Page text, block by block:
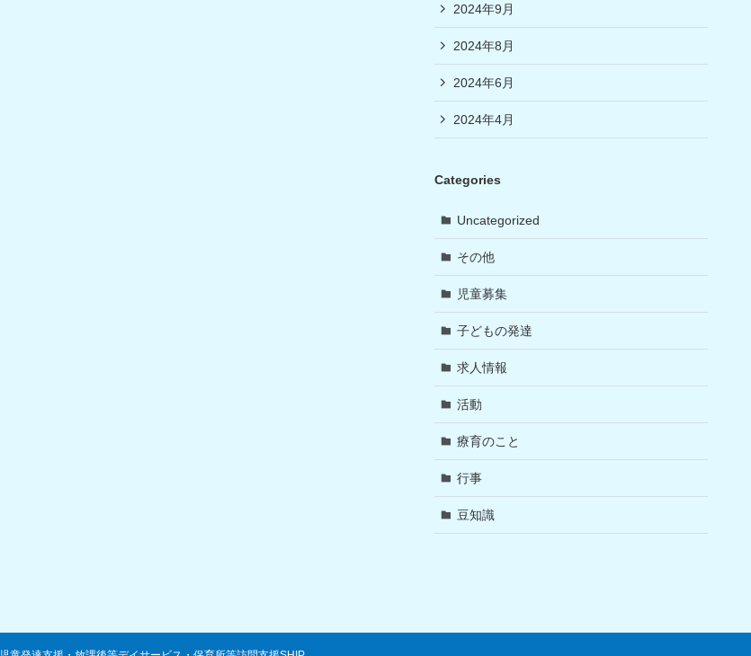
2024年9月
2024年8月
2024年6月
2024年4月
Categories
Uncategorized
その他
児童募集
子どもの発達
求人情報
活動
療育のこと
行事
豆知識